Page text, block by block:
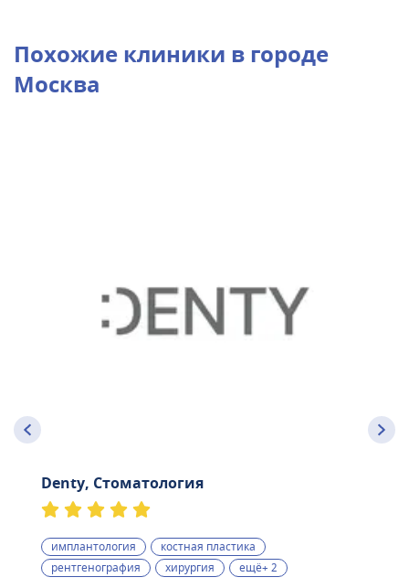
Похожие клиники в городе
Москва
Denty, Стоматология
имплантология
костная пластика
рентгенография
хирургия ещё+ 2